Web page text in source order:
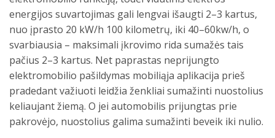
energijos suvartojimas gali lengvai išaugti 2–3 kartus,
nuo įprasto 20 kW/h 100 kilometrų, iki 40–60kw/h, o
svarbiausia – maksimali įkrovimo rida sumažės tais
pačius 2–3 kartus. Net paprastas neprijungto
elektromobilio pašildymas mobiliąja aplikacija prieš
pradedant važiuoti leidžia ženkliai sumažinti nuostolius
keliaujant žiemą. O jei automobilis prijungtas prie
pakrovėjo, nuostolius galima sumažinti beveik iki nulio.